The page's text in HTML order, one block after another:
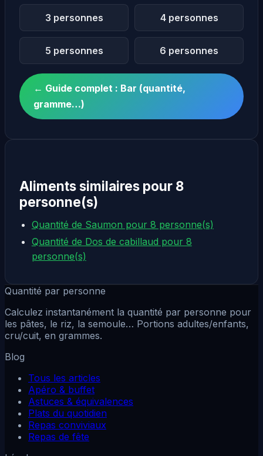
3 personnes 4 personnes
5 personnes 6 personnes
← Guide complet : Bar (quantité,
gramme…)
Aliments similaires pour 8
personne(s)
Quantité de Saumon pour 8 personne(s)
Quantité de Dos de cabillaud pour 8
personne(s)
Quantité par personne
Calculez instantanément la quantité par personne pour
les pâtes, le riz, la semoule… Portions adultes/enfants,
cru/cuit, en grammes.
Blog
Tous les articles
Apéro & buffet
Astuces & équivalences
Plats du quotidien
Repas conviviaux
Repas de fête